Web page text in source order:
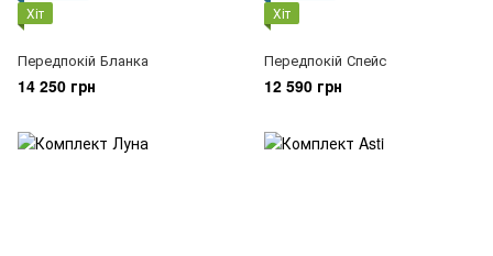
Хіт
Передпокій Бланка
14 250 грн
Хіт
Передпокій Спейс
12 590 грн